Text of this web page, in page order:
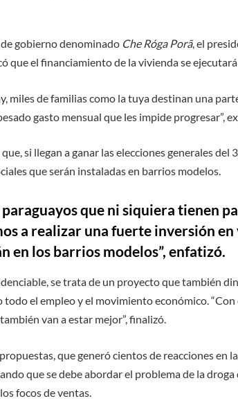
gobierno denominado Che Róga Porã, el
que el financiamiento de la vivienda se
miles de familias como la tuya destinan una
gasto mensual que les impide progresar”,
si llegan a ganar las elecciones generales
que serán instaladas en barrios modelos.
paraguayos que ni siquiera tienen
a realizar una fuerte inversión en
en los barrios modelos”, enfatizó.
se trata de un proyecto que también
todo el empleo y el movimiento económico.
van a estar mejor”, finalizó.
que generó cientos de reacciones en
que se debe abordar el problema de la
focos de ventas.